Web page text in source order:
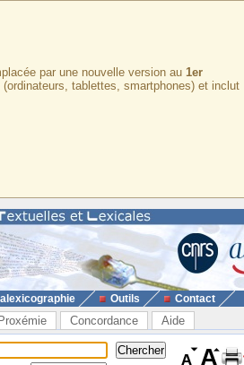
par une nouvelle version au 1er
tablettes, smartphones) et inclut
Outils Contact
Proxémie Concordance Aide